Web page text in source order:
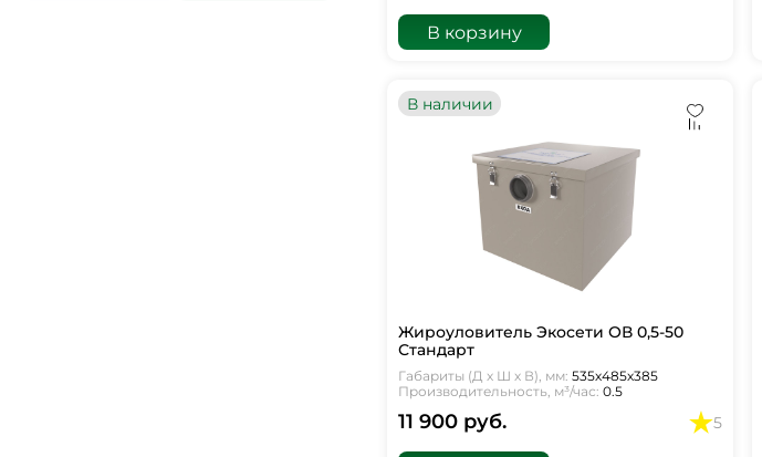
В корзину
В наличии
Жироуловитель Экосети ОВ 0,5-50
Стандарт
Габариты (Д х Ш х В), мм: 535х485х385
Производительность, м³/час: 0.5
11 900 руб. 5